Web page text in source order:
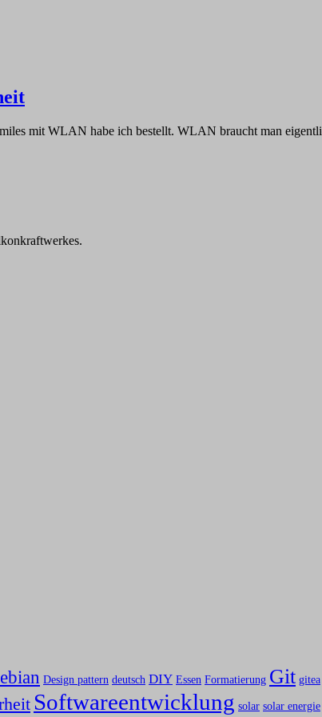
mit WLAN habe ich bestellt. WLAN braucht man
Design pattern deutsch DIY Essen Formatierung Git gitea
Softwareentwicklung solar solar energie